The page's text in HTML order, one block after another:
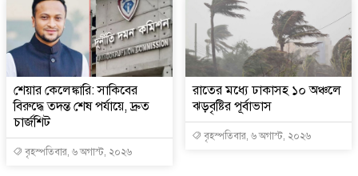
শেয়ার কেলেঙ্কারি: সাকিবের
বিরুদ্ধে তদন্ত শেষ পর্যায়ে, দ্রুত
চার্জশিট
বৃহস্পতিবার, ৬ অগাস্ট, ২০২৬
রাতের মধ্যে ঢাকাসহ ১০ অঞ্চলে
ঝড়বৃষ্টির পূর্বাভাস
বৃহস্পতিবার, ৬ অগাস্ট, ২০২৬